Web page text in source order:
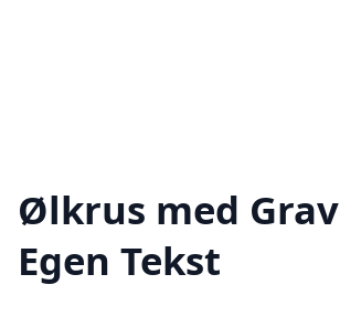
Ølkrus med
Egen Tekst